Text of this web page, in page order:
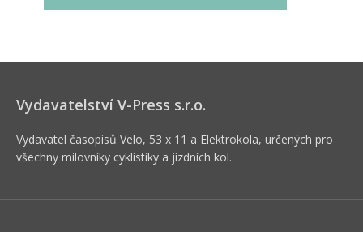
Vydavatelství V-Press s.r.o.
Vydavatel časopisů Velo, 53 x 11 a Elektrokola, určených pro
všechny milovníky cyklistiky a jízdních kol.